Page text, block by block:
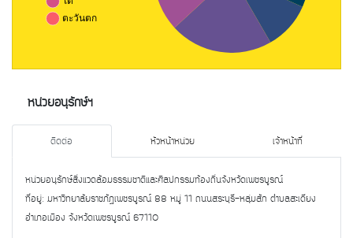
หน่วยอนุรักษ์ฯ
ติดต่อ หัวหน้าหน่วย เจ้าหน้าที่
หน่วยอนุรักษ์สิ่งแวดล้อมธรรมชาติและศิลปกรรมท้องถิ่นจังหวัดเพชรบูรณ์
ที่อยู่: มหาวิทยาลัยราชภัฏเพชรบูรณ์ 88 หมู่ 11 ถนนสระบุรี-หลุ่มสัก ตำบลสะเดียง
อำเภอเมือง จังหวัดเพชรบูรณ์ 67110